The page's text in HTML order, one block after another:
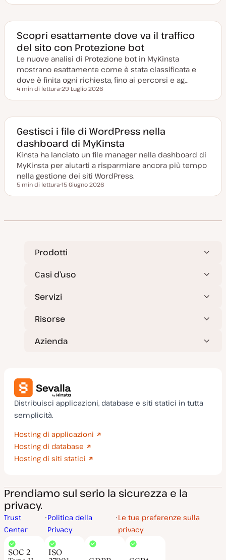
a
a
g
g
i
o
r
a
a
Scopri esattamente dove va il traffico
del sito con Protezione bot
Le nuove analisi di Protezione bot in MyKinsta
mostrano esattamente come è stata classificata e
dove è finita ogni richiesta, fino ai percorsi e ag…
Tempo di lettura
4 min di lettura
a
a
g
g
i
o
r
a
t
a
29 Luglio 2026
Gestisci i file di WordPress nella
dashboard di MyKinsta
Kinsta ha lanciato un file manager nella dashboard di
MyKinsta per aiutarti a risparmiare ancora più tempo
nella gestione dei siti WordPress.
Tempo di lettura
5 min di lettura
a
r
n
t
a
15 Giugno 2026
Prodotti
Casi d’uso
Servizi
Risorse
Azienda
Distribuisci applicazioni, database e siti statici in tutta
semplicità.
Hosting di applicazioni
Hosting di database
Hosting di siti statici
Prendiamo sul serio la sicurezza e la
privacy.
Trust
Center
Politica della
Privacy
Le tue preferenze sulla
privacy
SOC 2
ISO